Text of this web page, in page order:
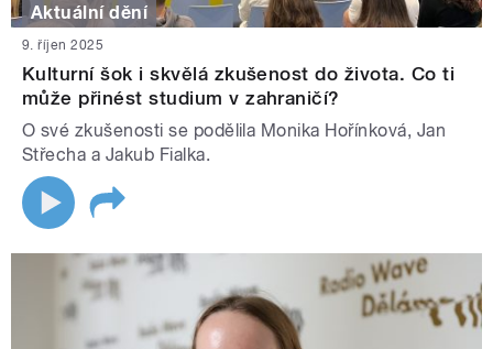
Aktuální dění
9. říjen 2025
Kulturní šok i skvělá zkušenost do života. Co ti
může přinést studium v zahraničí?
O své zkušenosti se podělila Monika Hořínková, Jan
Střecha a Jakub Fialka.